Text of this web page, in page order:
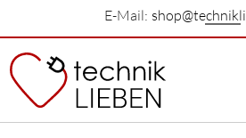
E-Mail: